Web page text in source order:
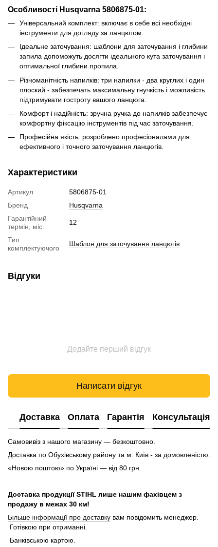
Особливості Husqvarna 5806875-01:
Універсальний комплект: включає в себе всі необхідні
інструменти для догляду за ланцюгом.
Ідеальне заточування: шаблони для заточування і глибини
запила допоможуть досягти ідеального кута заточування і
оптимальної глибини пропила.
Різноманітність напилків: три напилки - два круглих і один
плоский - забезпечать максимальну гнучкість і можливість
підтримувати гостроту вашого ланцюга.
Комфорт і надійність: зручна ручка до напилків забезпечує
комфортну фіксацію інструментів під час заточування.
Професійна якість: розроблено професіоналами для
ефективного і точного заточування ланцюгів.
Характеристики
Артикул
5806875-01
Бренд
Husqvarna
Гарантійний
термін, міс.
12
Тип
комплектуючого
Шаблон для заточування ланцюгів
Відгуки
Додайте перший відгук
Написати відгук
Доставка Оплата Гарантія Консультація
Самовивіз з нашого магазину — безкоштовно.
Доставка по Обухівському району та м. Київ - за домовленістю.
«Новою поштою» по Україні — від 80 грн.
Доставка продукції STIHL лише нашим фахівцем з
продажу в межах 30 км!
Більше інформації про доставку вам повідомить менеджер.
Готівкою при отриманні.
Банківською картою.